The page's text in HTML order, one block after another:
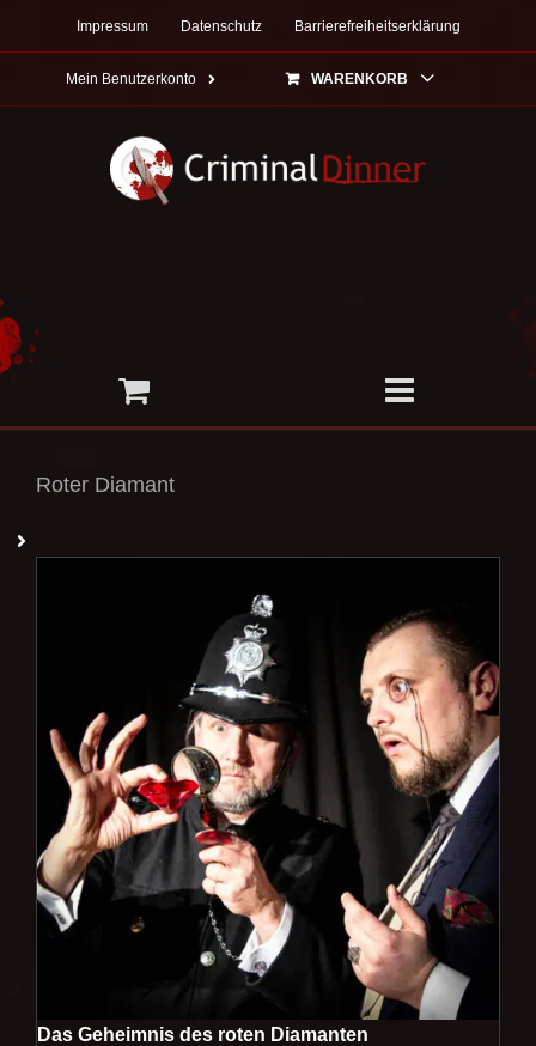
Impressum Datenschutz Barrierefreiheitserklärung
Mein Benutzerkonto WARENKORB
Roter Diamant
Das Geheimnis des roten Diamanten